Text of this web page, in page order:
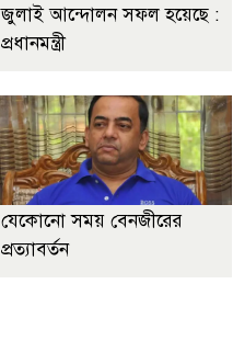
জুলাই আন্দোলন সফল হয়েছে :
প্রধানমন্ত্রী
যেকোনো সময় বেনজীরের
প্রত্যাবর্তন